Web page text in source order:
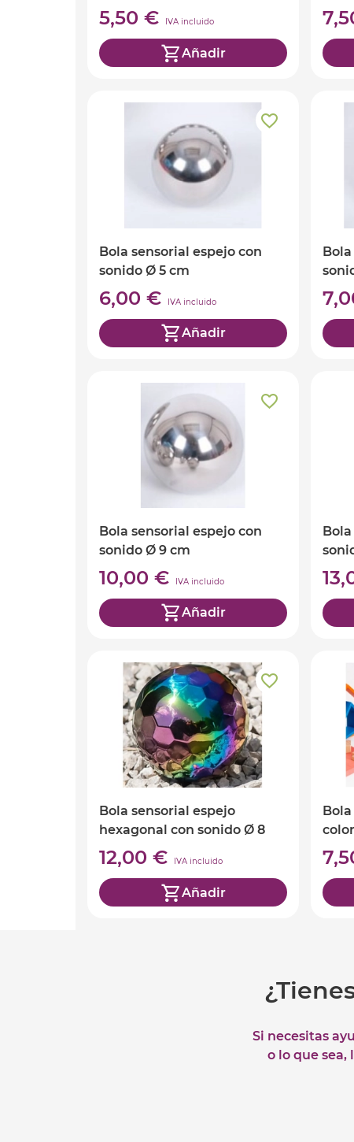
5,50 € IVA incluido
Añadir
Bola sensorial espejo con
sonido Ø 5 cm
6,00 € IVA incluido
Añadir
Bola sensorial espejo con
sonido Ø 9 cm
10,00 € IVA incluido
Añadir
Bola sensorial espejo
hexagonal con sonido Ø 8
cm
12,00 € IVA incluido
Añadir
color
Si necesitas
o lo que